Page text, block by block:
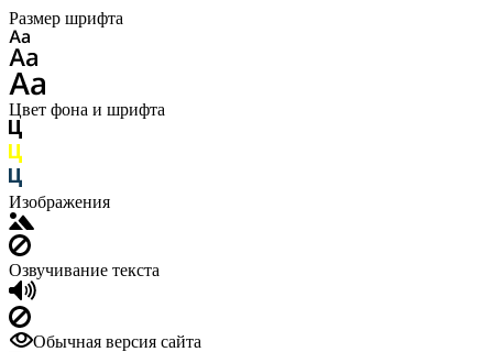
Размер шрифта
Цвет фона и шрифта
Изображения
Озвучивание текста
Обычная версия сайта